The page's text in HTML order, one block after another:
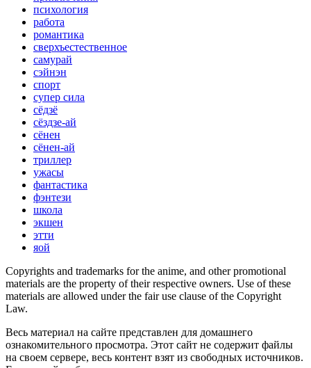
психология
работа
романтика
сверхъестественное
самурай
сэйнэн
спорт
супер сила
сёдзё
сёздзе-ай
сёнен
сёнен-ай
триллер
ужасы
фантастика
фэнтези
школа
экшен
этти
яой
Copyrights and trademarks for the anime, and other promotional
materials are the property of their respective owners. Use of these
materials are allowed under the fair use clause of the Copyright
Law.
Весь материал на сайте представлен для домашнего
ознакомительного просмотра. Этот сайт не содержит файлы
на своем сервере, весь контент взят из свободных источников.